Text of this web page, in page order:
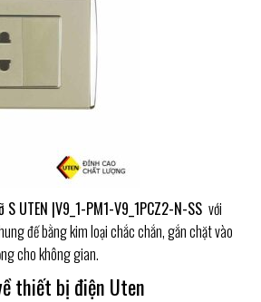
S UTEN |V9_1-PM1-V9_1PCZ2-N-SS với
đế bằng kim loại chắc chắn, gắn chặt vào
cho không gian.
thiết bị điện Uten